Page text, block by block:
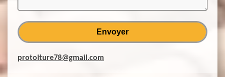
protoiture78@gmail.com